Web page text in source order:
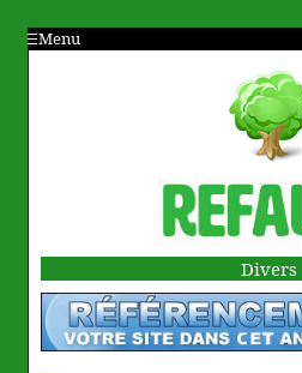
Menu
Divers